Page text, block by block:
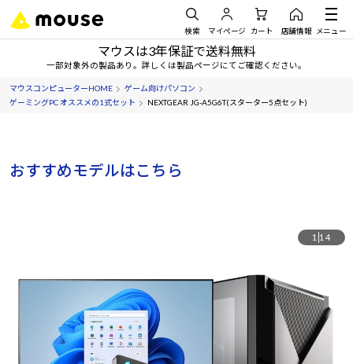
検索 マイページ カート 店舗情報 メニュー
マウスは3年保証で送料無料
一部対象外の製品あり。詳しくは製品ページにてご確認ください。
マウスコンピューターHOME
ゲーム向けパソコン
ゲーミングPC オススメの1式セット
NEXTGEAR JG-A5G6T(スターター5点セット)
おすすめモデルはこちら
1 14